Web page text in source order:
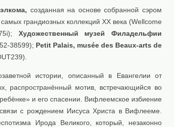
созданная на основе собранной сэром
грандиозных коллекций ХХ века (Wellcome
Художественный музей Филадельфии
38599); Petit Palais, musée des Beaux-arts de
истории, описанный в Евангелии от
распространённый мотив, встречающийся во
и его спасении. Вифлеемское избиение
с рождением Иисуса Христа в Вифлееме.
Ирода Великого, который, незаконно